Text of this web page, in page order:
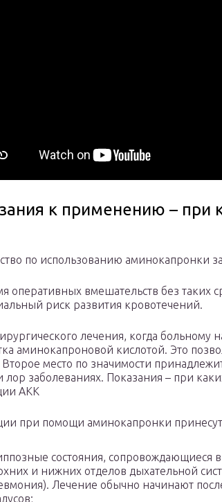
к применению – при
по использованию аминокапронки
оперативных вмешательств без таких
риск развития кровотечений.
лечения, когда
аминокапроновой кислотой. Это
Второе место по значимости
заболеваниях. Показания – при
АКК
при помощи аминокапронки
состояния,
и нижних отделов дыхательной
Лечение обычно начинают